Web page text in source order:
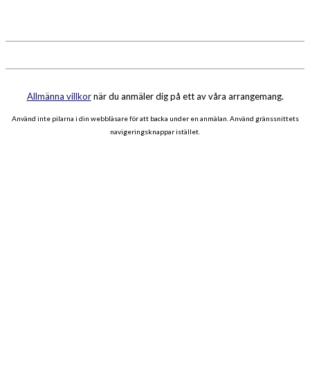
Allmänna villkornär du anmäler dig på ett av våra arrangemang.
Använd inte pilarna i din webbläsare för att backa under en anmälan. Använd gränssnittets
navigeringsknappar istället.